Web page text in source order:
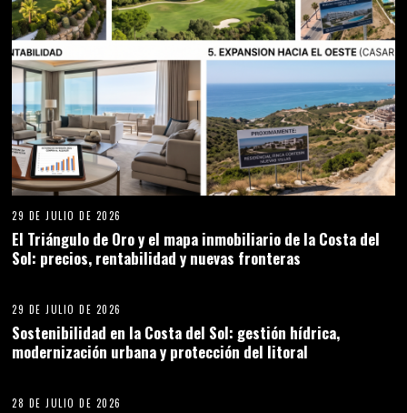
29 DE JULIO DE 2026
El Triángulo de Oro y el mapa inmobiliario de la Costa del
Sol: precios, rentabilidad y nuevas fronteras
29 DE JULIO DE 2026
Sostenibilidad en la Costa del Sol: gestión hídrica,
modernización urbana y protección del litoral
28 DE JULIO DE 2026